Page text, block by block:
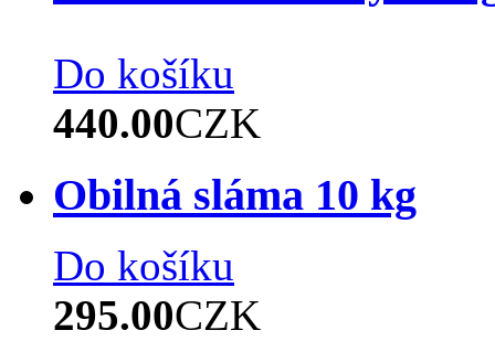
Do košíku
440.00CZK
Obilná sláma 10 kg
Do košíku
295.00CZK